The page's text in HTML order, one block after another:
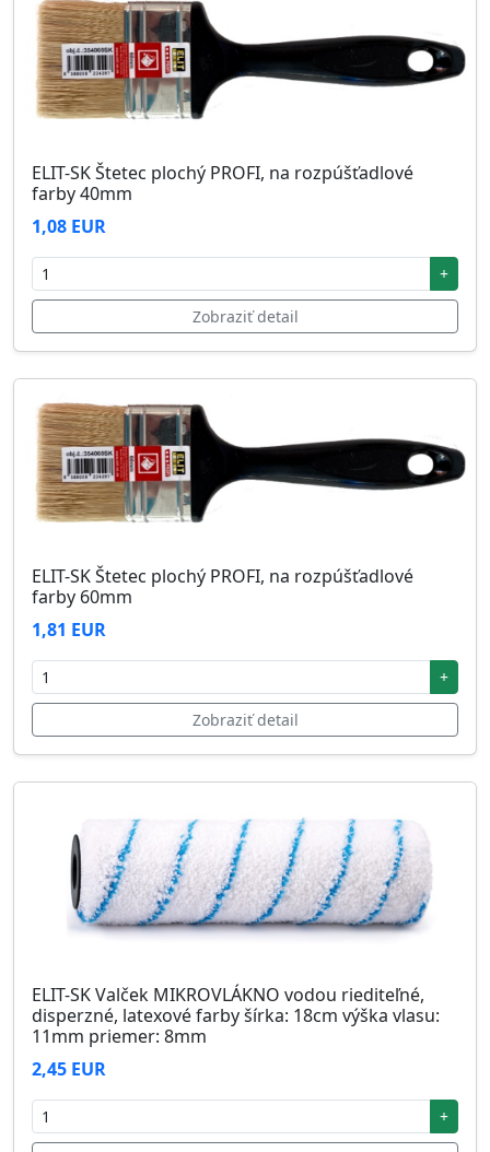
ELIT-SK Štetec plochý PROFI, na rozpúšťadlové
farby 40mm
1,08 EUR
+
Zobraziť detail
ELIT-SK Štetec plochý PROFI, na rozpúšťadlové
farby 60mm
1,81 EUR
+
Zobraziť detail
ELIT-SK Valček MIKROVLÁKNO vodou riediteľné,
disperzné, latexové farby šírka: 18cm výška vlasu:
11mm priemer: 8mm
2,45 EUR
+